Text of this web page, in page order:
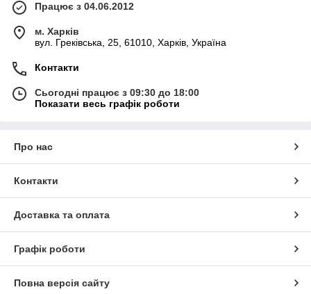
Працює з 04.06.2012
м. Харків
вул. Греківська, 25, 61010, Харків, Україна
Контакти
Сьогодні працює з 09:30 до 18:00
Показати весь графік роботи
Про нас
Контакти
Доставка та оплата
Графік роботи
Повна версія сайту